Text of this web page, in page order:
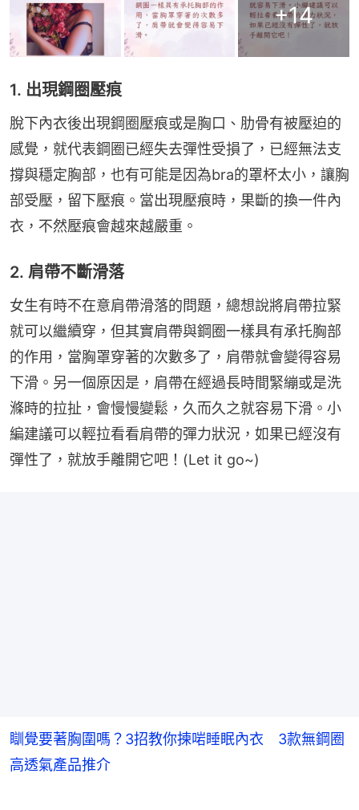
+14
1. 出現鋼圈壓痕
脫下內衣後出現鋼圈壓痕或是胸口、肋骨有被壓迫的
感覺，就代表鋼圈已經失去彈性受損了，已經無法支
撐與穩定胸部，也有可能是因為bra的罩杯太小，讓胸
部受壓，留下壓痕。當出現壓痕時，果斷的換一件內
衣，不然壓痕會越來越嚴重。
2. 肩帶不斷滑落
女生有時不在意肩帶滑落的問題，總想說將肩帶拉緊
就可以繼續穿，但其實肩帶與鋼圈一樣具有承托胸部
的作用，當胸罩穿著的次數多了，肩帶就會變得容易
下滑。另一個原因是，肩帶在經過長時間緊繃或是洗
滌時的拉扯，會慢慢變鬆，久而久之就容易下滑。小
編建議可以輕拉看看肩帶的彈力狀況，如果已經沒有
彈性了，就放手離開它吧！(Let it go~)
瞓覺要著胸圍嗎？3招教你揀啱睡眠內衣 3款無鋼圈
高透氣產品推介